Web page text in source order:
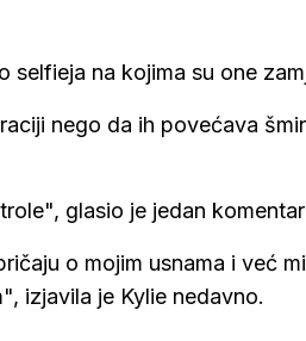
selfieja na kojima su one
nego da ih povećava
glasio je jedan
o mojim usnama i već
izjavila je Kylie nedavno.